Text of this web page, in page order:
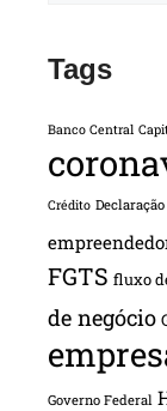
Tags
Banco Central
Crédito
FGTS fluxo
de negócio
Governo Federal